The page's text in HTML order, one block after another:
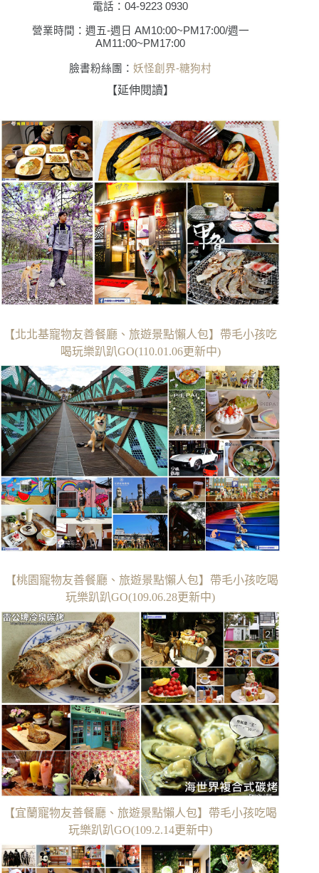
電話：04-9223 0930
營業時間：週五-週日 AM10:00~PM17:00/週一
AM11:00~PM17:00
臉書粉絲團：妖怪創界-糖狗村
【延伸閱讀】
【北北基寵物友善餐廳、旅遊景點懶人包】帶毛小孩吃
喝玩樂趴趴GO(110.01.06更新中)
【桃園寵物友善餐廳、旅遊景點懶人包】帶毛小孩吃喝
玩樂趴趴GO(109.06.28更新中)
【宜蘭寵物友善餐廳、旅遊景點懶人包】帶毛小孩吃喝
玩樂趴趴GO(109.2.14更新中)